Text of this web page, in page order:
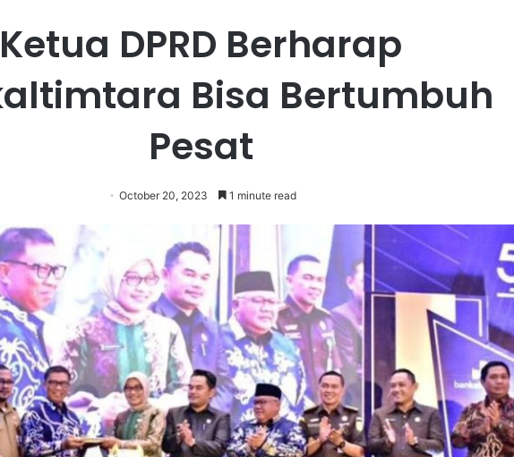
Ketua DPRD Berharap
Bisa Bertumbuh
Pesat
October 20, 2023 1 minute read